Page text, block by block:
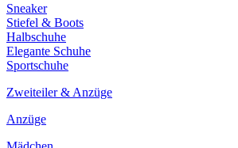
Sneaker
Stiefel & Boots
Halbschuhe
Elegante Schuhe
Sportschuhe
Zweiteiler & Anzüge
Anzüge